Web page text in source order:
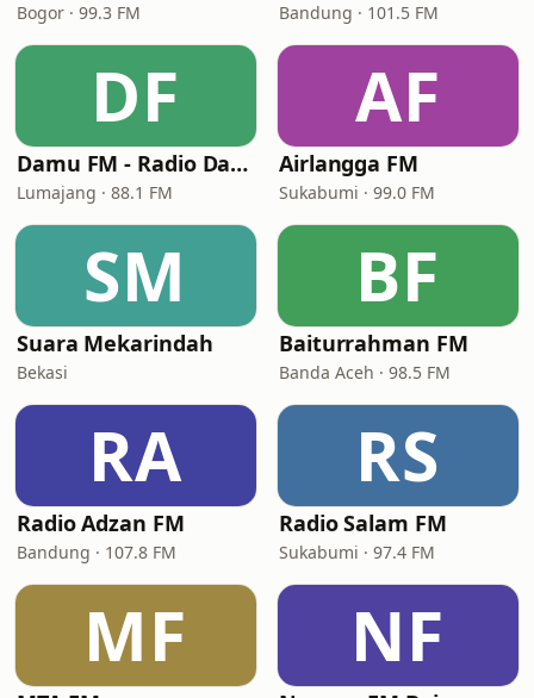
Bogor · 99.3 FM Bandung · 101.5 FM
DF
Damu FM - Radio Dakwatul Musthofa
Lumajang · 88.1 FM
AF
Airlangga FM
Sukabumi · 99.0 FM
SM
Suara Mekarindah
Bekasi
BF
Baiturrahman FM
Banda Aceh · 98.5 FM
RA
Radio Adzan FM
Bandung · 107.8 FM
RS
Radio Salam FM
Sukabumi · 97.4 FM
MF NF